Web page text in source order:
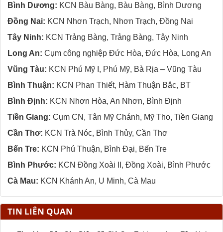
Bình Dương: KCN Bàu Bàng, Bàu Bàng, Bình Dương
Đồng Nai: KCN Nhơn Trạch, Nhơn Trạch, Đồng Nai
Tây Ninh: KCN Trảng Bàng, Trảng Bàng, Tây Ninh
Long An: Cụm công nghiệp Đức Hòa, Đức Hòa, Long An
Vũng Tàu: KCN Phú Mỹ I, Phú Mỹ, Bà Rịa – Vũng Tàu
Bình Thuận: KCN Phan Thiết, Hàm Thuận Bắc, BT
Bình Định: KCN Nhơn Hòa, An Nhơn, Bình Định
Tiền Giang: Cụm CN, Tân Mỹ Chánh, Mỹ Tho, Tiền Giang
Cần Thơ: KCN Trà Nóc, Bình Thủy, Cần Thơ
Bến Tre: KCN Phú Thuận, Bình Đại, Bến Tre
Bình Phước: KCN Đồng Xoài II, Đồng Xoài, Bình Phước
Cà Mau: KCN Khánh An, U Minh, Cà Mau
TIN LIÊN QUAN